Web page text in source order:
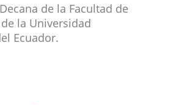
Decana de la Facultad de
la Universidad
Ecuador.